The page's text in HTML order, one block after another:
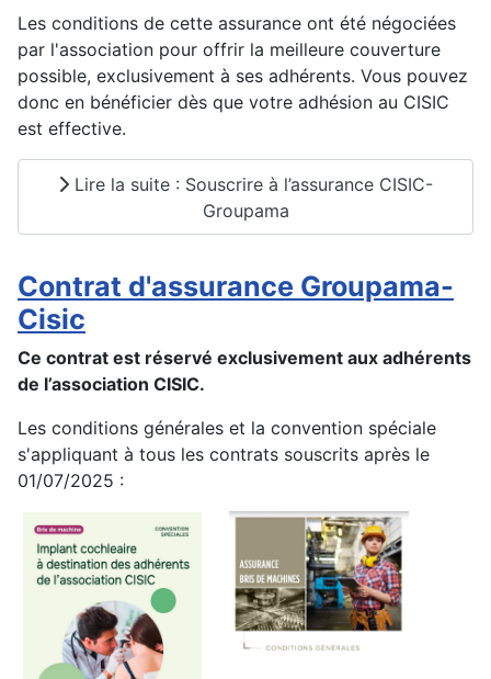
Les conditions de cette assurance ont été négociées
par l'association pour offrir la meilleure couverture
possible, exclusivement à ses adhérents. Vous pouvez
donc en bénéficier dès que votre adhésion au CISIC
est effective.
Lire la suite : Souscrire à l’assurance CISIC-
Groupama
Contrat d'assurance Groupama-
Cisic
Ce contrat est réservé exclusivement aux adhérents
de l’association CISIC.
Les conditions générales et la convention spéciale
s'appliquant à tous les contrats souscrits après le
01/07/2025 :